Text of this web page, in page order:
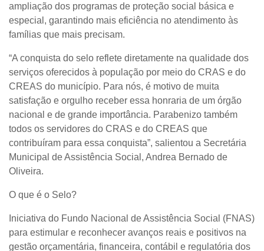
ampliação dos programas de proteção social básica e
especial, garantindo mais eficiência no atendimento às
famílias que mais precisam.
“A conquista do selo reflete diretamente na qualidade dos
serviços oferecidos à população por meio do CRAS e do
CREAS do município. Para nós, é motivo de muita
satisfação e orgulho receber essa honraria de um órgão
nacional e de grande importância. Parabenizo também
todos os servidores do CRAS e do CREAS que
contribuíram para essa conquista”, salientou a Secretária
Municipal de Assistência Social, Andrea Bernado de
Oliveira.
O que é o Selo?
Iniciativa do Fundo Nacional de Assistência Social (FNAS)
para estimular e reconhecer avanços reais e positivos na
gestão orçamentária, financeira, contábil e regulatória dos